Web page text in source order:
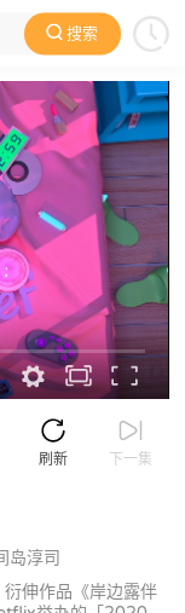
搜索
美动漫 动漫电影
下一集
刷新
岛淳司
伸作品《岸边露伴